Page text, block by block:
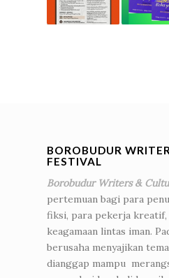
BOROBUDUR
FESTIVAL
Borobudur Writers &
pertemuan bagi para
fiksi, para pekerja kreatif,
keagamaan lintas iman.
berusaha menyajikan
dianggap mampu